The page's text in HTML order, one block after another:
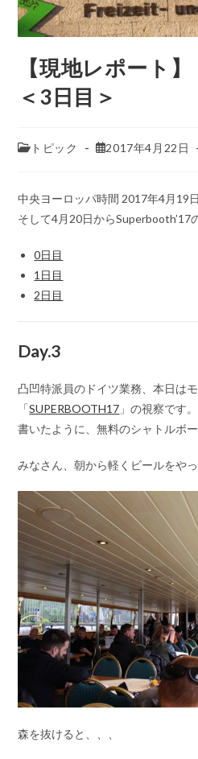
【現地レポート
＜3日目＞
トピック 2017年4月22日
中央ヨーロッパ時間 2017年4月19日
そして4月20日からSuperbooth’17
0日目
1日目
2日目
Day.3
凸凹特派員のドイツ業務、本日は
「SUPERBOOTH17 」の視察です
書いたように、無料のシャトルボ
みなさん、朝から軽くビールをやっ
森を抜けると、、、